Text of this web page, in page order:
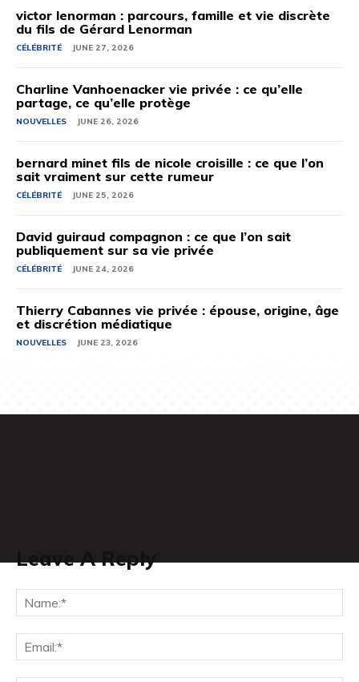
victor lenorman : parcours, famille et vie discrète
du fils de Gérard Lenorman
CÉLÉBRITÉ JUNE 27, 2026
Charline Vanhoenacker vie privée : ce qu’elle
partage, ce qu’elle protège
NOUVELLES JUNE 26, 2026
bernard minet fils de nicole croisille : ce que l’on
sait vraiment sur cette rumeur
CÉLÉBRITÉ JUNE 25, 2026
David guiraud compagnon : ce que l’on sait
publiquement sur sa vie privée
CÉLÉBRITÉ JUNE 24, 2026
Thierry Cabannes vie privée : épouse, origine, âge
et discrétion médiatique
NOUVELLES JUNE 23, 2026
Leave A Reply